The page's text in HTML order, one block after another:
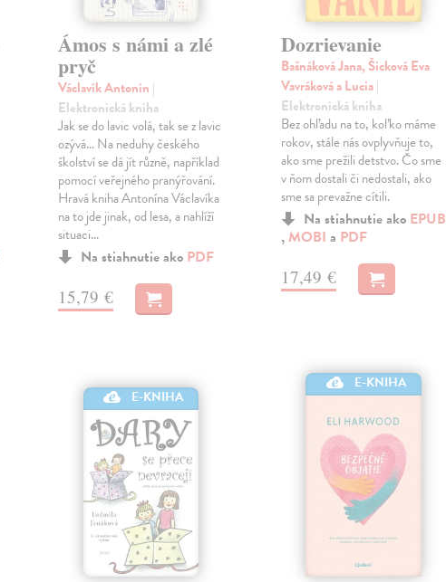
Ámos s námi a zlé
pryč
Václavík Antonín |
Elektronická kniha
Jak se do lavic volá, tak se z lavic
ozývá… Na neduhy českého
školství se dá jít různě, například
pomocí veřejného pranýřování.
Hravá kniha Antonína Václavíka
na to jde jinak, od lesa, a nahlíží
situaci…
Na stiahnutie ako PDF
15,79 €
Dozrievanie
Bašnáková Jana, Šicková Eva
Vavráková a Lucia|
Elektronická kniha
Bez ohľadu na to, koľko máme
rokov, stále nás ovplyvňuje to,
ako sme prežili detstvo. Čo sme
v ňom dostali či nedostali, ako
sme sa prevažne cítili.
Na stiahnutie ako EPUB
, MOBI a PDF
17,49 €
E-KNIHA
E-KNIHA